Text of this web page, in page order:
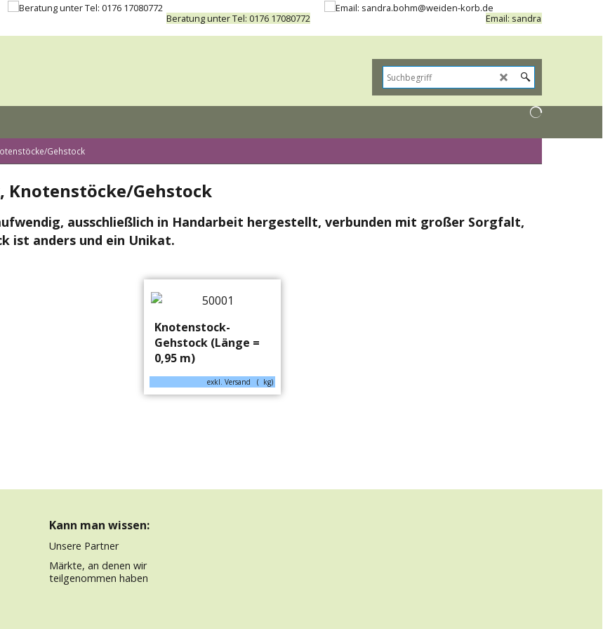
Beratung unter Tel: 0176 17080772 Email:
Gehstock
Knotenstöcke/Gehstock
ausschließlich in Handarbeit hergestellt, verbunden mit großer Sorgfalt,
ist anders und ein Unikat.
Knotenstock-
Gehstock (Länge =
0,95 m)
exkl. Versand kg
Kann man wissen:
Unsere Partner
Märkte, an denen wir
teilgenommen haben